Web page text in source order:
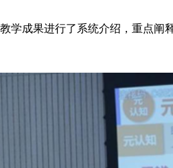
学成果进行了系统介绍，重点